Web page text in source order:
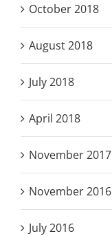
October 2018
August 2018
July 2018
April 2018
November 2017
November 2016
July 2016